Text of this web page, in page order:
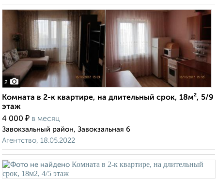
2
Комната в 2-к квартире, на длительный срок, 18м², 5/9
этаж
4 000 ₽ в месяц
Завокзальный район, Завокзальная 6
Агентство, 18.05.2022